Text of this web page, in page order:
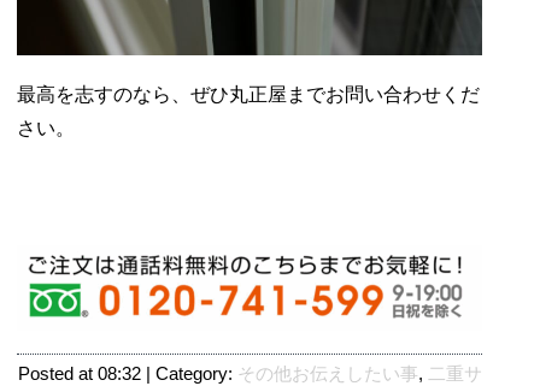
最高を志すのなら、ぜひ丸正屋までお問い合わせくだ
さい。
Posted at 08:32 | Category: その他お伝えしたい事, 二重サ